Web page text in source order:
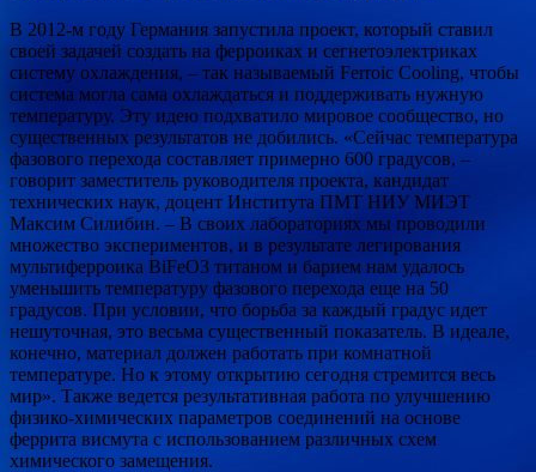
В 2012-м году Германия запустила проект, который ставил
своей задачей создать на ферроиках и сегнетоэлектриках
систему охлаждения, – так называемый Ferroic Cooling, чтобы
система могла сама охлаждаться и поддерживать нужную
температуру. Эту идею подхватило мировое сообщество, но
существенных результатов не добились. «Сейчас температура
фазового перехода составляет примерно 600 градусов, –
говорит заместитель руководителя проекта, кандидат
технических наук, доцент Института ПМТ НИУ МИЭТ
Максим Силибин. – В своих лабораториях мы проводили
множество экспериментов, и в результате легирования
мультиферроика BiFeO3 титаном и барием нам удалось
уменьшить температуру фазового перехода еще на 50
градусов. При условии, что борьба за каждый градус идет
нешуточная, это весьма существенный показатель. В идеале,
конечно, материал должен работать при комнатной
температуре. Но к этому открытию сегодня стремится весь
мир». Также ведется результативная работа по улучшению
физико-химических параметров соединений на основе
феррита висмута с использованием различных схем
химического замещения.